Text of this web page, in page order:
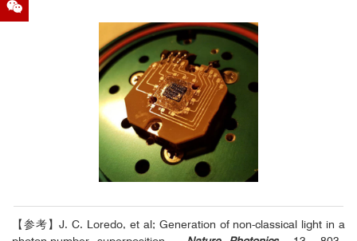
【参考】J. C. Loredo, et al; Generation of non-classical light in a